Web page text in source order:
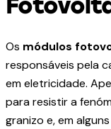
Os módulos
responsáveis pela
em eletricidade.
para resistir a
granizo e, em